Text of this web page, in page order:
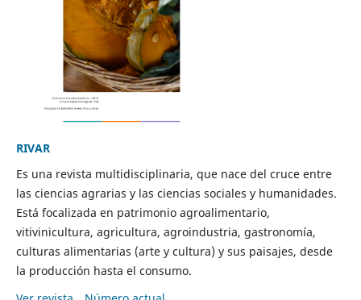
RIVAR
Es una revista multidisciplinaria, que nace del cruce entre
las ciencias agrarias y las ciencias sociales y humanidades.
Está focalizada en patrimonio agroalimentario,
vitivinicultura, agricultura, agroindustria, gastronomía,
culturas alimentarias (arte y cultura) y sus paisajes, desde
la producción hasta el consumo.